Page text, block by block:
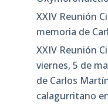
XXIV Reunión
memoria de
XXIV Reunión
viernes, 5 de
de Carlos
calagurritano